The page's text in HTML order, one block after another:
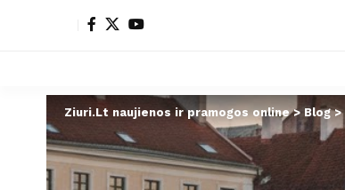
Ziuri.Lt naujienos ir pramogos online> Blog>